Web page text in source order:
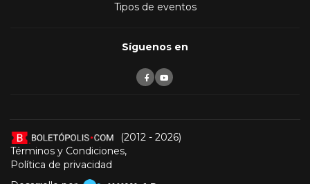
Tipos de eventos
Síguenos en
(2012 - 2026)
Términos y Condiciones,
Política de privacidad